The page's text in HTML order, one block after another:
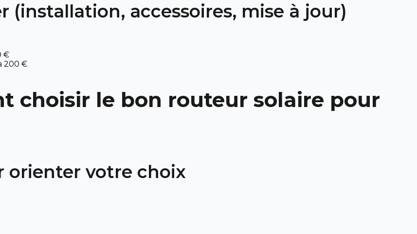
(installation, accessoires, mise à jour)
€
200 €
choisir le bon routeur solaire pour
orienter votre choix